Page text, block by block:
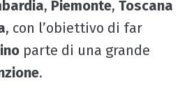
, Piemonte, Toscana
, con l’obiettivo di far
parte di una grande
.